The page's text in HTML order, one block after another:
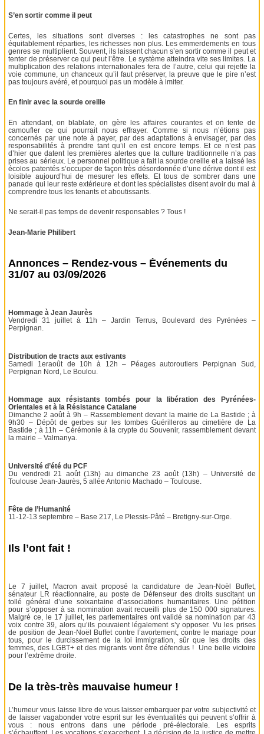
S’en sortir comme il peut
Certes, les situations sont diverses : les catastrophes ne sont pas
équitablement réparties, les richesses non plus. Les emmerdements en tous
genres se multiplient. Souvent, ils laissent chacun s’en sortir comme il peut et
tenter de préserver ce qui peut l’être. Le système atteindra vite ses limites. La
multiplication des relations internationales fera de l’autre, celui qui rejette la
voie commune, un chanceux qu’il faut préserver, la preuve que le pire n’est
pas toujours avéré, et pourquoi pas un modèle à imiter.
En finir avec la sourde oreille
En attendant, on blablate, on gère les affaires courantes et on tente de
camoufler ce qui pourrait nous effrayer. Comme si nous n’étions pas
concernés par une note à payer, par des adaptations à envisager, par des
responsabilités à prendre tant qu’il en est encore temps. Et ce n’est pas
d’hier que datent les premières alertes que la culture traditionnelle n’a pas
prises au sérieux. Le personnel politique a fait la sourde oreille et a laissé les
écolos patentés s’occuper de façon très désordonnée d’une dérive dont il est
loisible aujourd’hui de mesurer les effets. Et tous de sombrer dans une
panade qui leur reste extérieure et dont les spécialistes disent avoir du mal à
comprendre tous les tenants et aboutissants.
Ne serait-il pas temps de devenir responsables ? Tous !
Jean-Marie Philibert
Annonces – Rendez-vous – Événements du
31/07 au 03/09/2026
Hommage à Jean Jaurès
Vendredi 31 juillet à 11h – Jardin Terrus, Boulevard des Pyrénées –
Perpignan.
Distribution de tracts aux estivants
Samedi 1eraoût de 10h à 12h – Péages autoroutiers Perpignan Sud,
Perpignan Nord, Le Boulou.
Hommage aux résistants tombés pour la libération des Pyrénées-
Orientales et à la Résistance Catalane
Dimanche 2 août à 9h – Rassemblement devant la mairie de La Bastide ; à
9h30 – Dépôt de gerbes sur les tombes Guérilleros au cimetière de La
Bastide ; à 11h – Cérémonie à la crypte du Souvenir, rassemblement devant
la mairie – Valmanya.
Université d’été du PCF
Du vendredi 21 août (13h) au dimanche 23 août (13h) – Université de
Toulouse Jean-Jaurès, 5 allée Antonio Machado – Toulouse.
Fête de l’Humanité
11-12-13 septembre – Base 217, Le Plessis-Pâté – Bretigny-sur-Orge.
Ils l’ont fait !
Le 7 juillet, Macron avait proposé la candidature de Jean-Noël Buffet,
sénateur LR réactionnaire, au poste de Défenseur des droits suscitant un
tollé général d’une soixantaine d’associations humanitaires. Une pétition
pour s’opposer à sa nomination avait recueilli plus de 150 000 signatures.
Malgré ce, le 17 juillet, les parlementaires ont validé sa nomination par 43
voix contre 39, alors qu’ils pouvaient légalement s’y opposer. Vu les prises
de position de Jean-Noël Buffet contre l’avortement, contre le mariage pour
tous, pour le durcissement de la loi immigration, sûr que les droits des
femmes, des LGBT+ et des migrants vont être défendus ! Une belle victoire
pour l’extrême droite.
De la très-très mauvaise humeur !
L’humeur vous laisse libre de vous laisser embarquer par votre subjectivité et
de laisser vagabonder votre esprit sur les éventualités qui peuvent s’offrir à
vous : nous entrons dans une période pré-électorale. Les esprits